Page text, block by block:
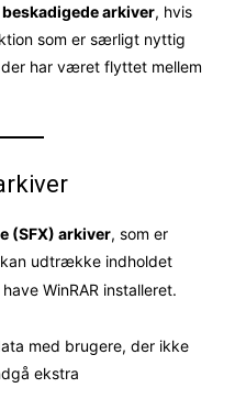
arkiver, hvis
som er særligt nyttig
har været flyttet mellem
(SFX) arkiver, som er
kan udtrække indholdet
WinRAR installeret.
med brugere, der ikke
ekstra